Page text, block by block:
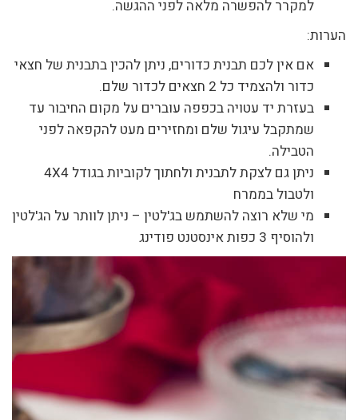
למקרר להפשרה מלאה לפני ההגשה.
הערות:
אם אין לכם תבנית כדורים, ניתן להכין בתבנית של חצאי
כדור ולהצמיד כל 2 חצאים לכדור שלם.
בעזרת יד עטויה בכפפה עוברים על מקום החיבור עד
שמתקבל עיגול שלם ומחזירים מעט להקפאה לפני
הטבילה.
ניתן גם לצקת לתבנית ולחתוך לקוביות בגודל 4X4
ולטבול בממרח
מי שלא רוצה להשתמש בג'לטין – ניתן לוותר על הג'לטין
ולהוסיף 3 כפות אינסטנט פודינג